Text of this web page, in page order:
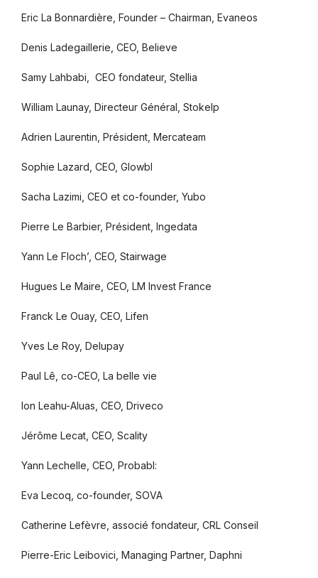
Eric La Bonnardière, Founder – Chairman, Evaneos
Denis Ladegaillerie, CEO, Believe
Samy Lahbabi, CEO fondateur, Stellia
William Launay, Directeur Général, Stokelp
Adrien Laurentin, Président, Mercateam
Sophie Lazard, CEO, Glowbl
Sacha Lazimi, CEO et co-founder, Yubo
Pierre Le Barbier, Président, Ingedata
Yann Le Floch’, CEO, Stairwage
Hugues Le Maire, CEO, LM Invest France
Franck Le Ouay, CEO, Lifen
Yves Le Roy, Delupay
Paul Lê, co-CEO, La belle vie
Ion Leahu-Aluas, CEO, Driveco
Jérôme Lecat, CEO, Scality
Yann Lechelle, CEO, Probabl:
Eva Lecoq, co-founder, SOVA
Catherine Lefèvre, associé fondateur, CRL Conseil
Pierre-Eric Leibovici, Managing Partner, Daphni